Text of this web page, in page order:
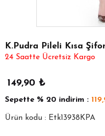
K.Pudra Pileli Kısa
24 Saatte Ücretsiz Kargo
149,90 ₺
Sepette % 20 indirim :
Ürün kodu : Etk13938KPA